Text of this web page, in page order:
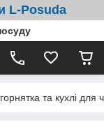
L-Posuda
та кухлі для